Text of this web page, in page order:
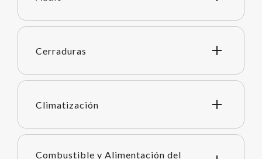
Cerraduras
Climatización
Combustible y Alimentación del